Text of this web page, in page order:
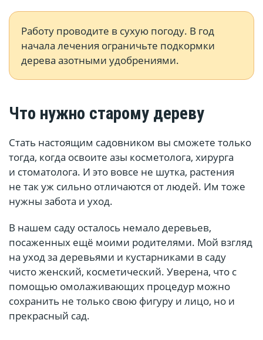
Работу проводите в сухую погоду. В год
начала лечения ограничьте подкормки
дерева азотными удобрениями.
Что нужно старому дереву
Стать настоящим садовником вы сможете только
тогда, когда освоите азы косметолога, хирурга
и стоматолога. И это вовсе не шутка, растения
не так уж сильно отличаются от людей. Им тоже
нужны забота и уход.
В нашем саду осталось немало деревьев,
посаженных ещё моими родителями. Мой взгляд
на уход за деревьями и кустарниками в саду
чисто женский, косметический. Уверена, что с
помощью омолаживающих процедур можно
сохранить не только свою фигуру и лицо, но и
прекрасный сад.